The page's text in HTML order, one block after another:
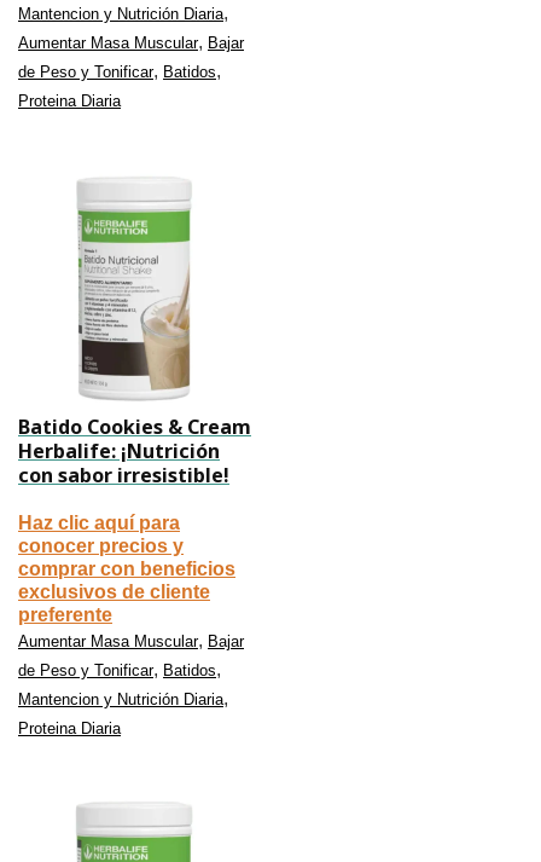
Mantencion y Nutrición Diaria,
Aumentar Masa Muscular, Bajar
de Peso y Tonificar, Batidos,
Proteina Diaria
Batido Cookies & Cream
Herbalife: ¡Nutrición
con sabor irresistible!
Haz clic aquí para
conocer precios y
comprar con beneficios
exclusivos de cliente
preferente
Aumentar Masa Muscular, Bajar
de Peso y Tonificar, Batidos,
Mantencion y Nutrición Diaria,
Proteina Diaria